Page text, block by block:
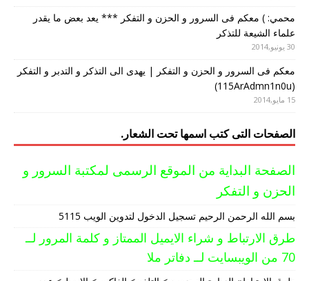
محمي: ) معکم فی السرور و الحزن و التفکر *** یعد بعض ما یقدر
علماء الشیعة للتذکر
30 يونيو,2014
معکم فی السرور و الحزن و التفکر | یهدی الی التذکر و التدبر و التفکر
(115ArAdmn1n0u)
15 مايو,2014
الصفحات التی کتب اسمها تحت الشعار.
الصفحة البدایة من الموقع الرسمی لمکتبة السرور و
الحزن و التفکر
بسم الله الرحمن الرحیم تسجیل الدخول لتدوین الویب 5115
طرق الارتباط و شراء الایمیل الممتاز و کلمة المرور لــ
70 من الویبسایت لــ دفاتر ملا